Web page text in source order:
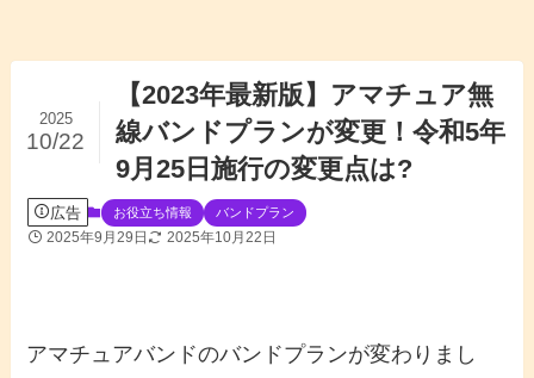
【2023年最新版】アマチュア無
線バンドプランが変更！令和5年
9月25日施行の変更点は?
2025
10/22
広告 お役立ち情報 バンドプラン
2025年9月29日 2025年10月22日
アマチュアバンドのバンドプランが変わりまし